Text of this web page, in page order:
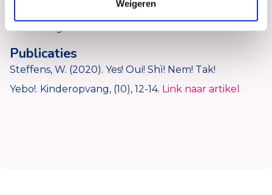
Weigeren
gewerkt en samen met een collega de
nascholing Mooi Gebaar ontwikkeld.
Publicaties
Steffens, W. (2020). Yes! Oui! Shì! Nem! Tak!
Yebo!. Kinderopvang, (10), 12-14. Link naar artikel